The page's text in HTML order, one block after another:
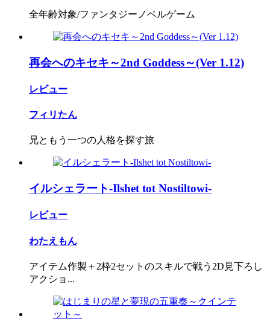
全年齢対象/ファンタジーノベルゲーム
再会へのキセキ～2nd Goddess～(Ver 1.12)
レビュー
フィリたん
兄ともう一つの人格を探す旅
イルシェラート-Ilshet tot Nostiltowi-
レビュー
わたえもん
アイテム作製＋2枠2セットのスキルで戦う2D見下ろし
アクショ...